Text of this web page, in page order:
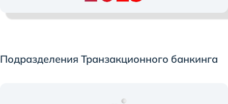
Подразделения Транзакционного банкинга